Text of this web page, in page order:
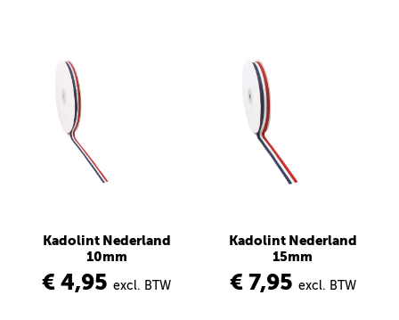
Kadolint Nederland
10mm
€ 4,95 excl. BTW
Kadolint Nederland
15mm
€ 7,95 excl. BTW